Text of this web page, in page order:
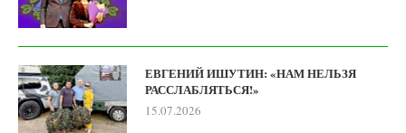
ЕВГЕНИЙ ИШУТИН: «НАМ НЕЛЬЗЯ
РАССЛАБЛЯТЬСЯ!»
15.07.2026